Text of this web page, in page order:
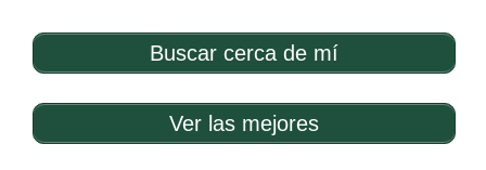
Buscar cerca de mí
Ver las mejores